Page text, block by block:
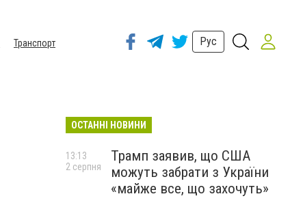
Транспорт
Рус
ОСТАННІ НОВИНИ
Трамп заявив, що США
можуть забрати з України
«майже все, що захочуть»
13:13
2 серпня